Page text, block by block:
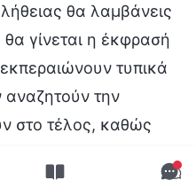
θα λαμβάνεις
θα γίνεται η έκφρασή
τυπικά
αναζητούν την
στο τέλος, καθώς
και δεν